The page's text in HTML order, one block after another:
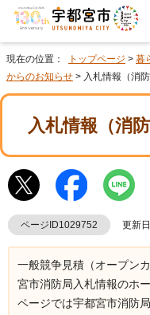
現在の位置： トップページ > 暮
からのお知らせ > 入札情報（消防
入札情報（消防
ページID1029752 更新日
一般競争見積（オープン
宮市消防局入札情報のホ
ページでは宇都宮市消防